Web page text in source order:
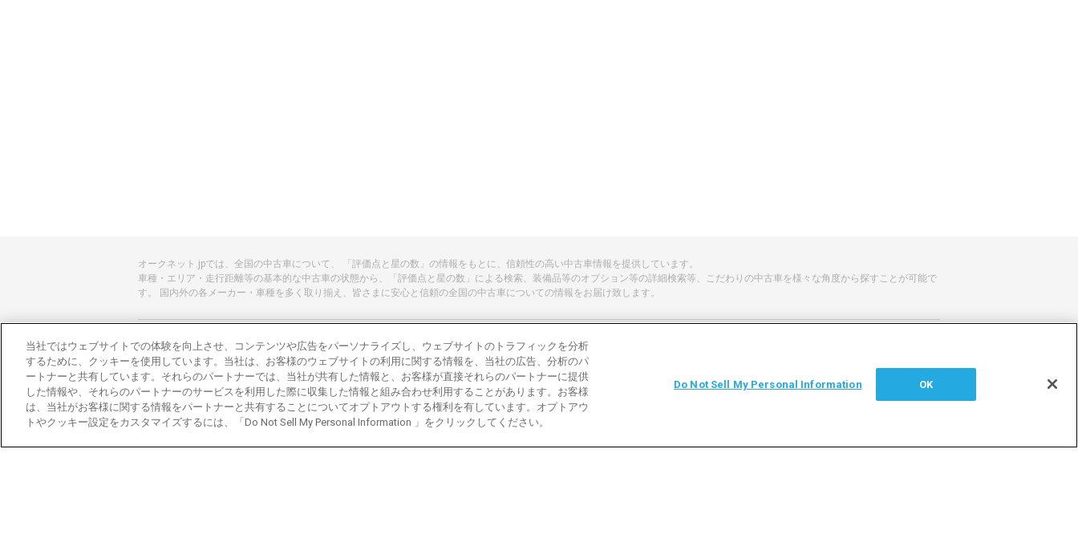
オークネット.jpでは、全国の中古車について、 「評価点と星の数」の情報をもとに、信頼性の高い中古車情報を提供しています。
車種・エリア・走行距離等の基本的な中古車の状態から、「評価点と星の数」による検索、装備品等のオプション等の詳細検索等、こだわりの中古車を様々な角度から探すことが可能で
す。 国内外の各メーカー・車種を多く取り揃え、皆さまに安心と信頼の全国の中古車についての情報をお届け致します。
あんしんのクルマ選びはオークネット.jp
オークネット.jpとは？ よくある質問 中古車用語説明
会社概要 利用規約 プライバシーポリシー 利用者情報の外部送信について
当社ではウェブサイトでの体験を向上させ、コンテンツや広告をパーソナライズし、ウェブサイトのトラフィックを分析
するために、クッキーを使用しています。当社は、お客様のウェブサイトの利用に関する情報を、当社の広告、分析のパ
ートナーと共有しています。それらのパートナーでは、当社が共有した情報と、お客様が直接それらのパートナーに提供
した情報や、それらのパートナーのサービスを利用した際に収集した情報と組み合わせ利用することがあります。お客様
は、当社がお客様に関する情報をパートナーと共有することについてオプトアウトする権利を有しています。オプトアウ
トやクッキー設定をカスタマイズするには、「Do Not Sell My Personal Information 」をクリックしてください。
Do Not Sell My Personal Information OK